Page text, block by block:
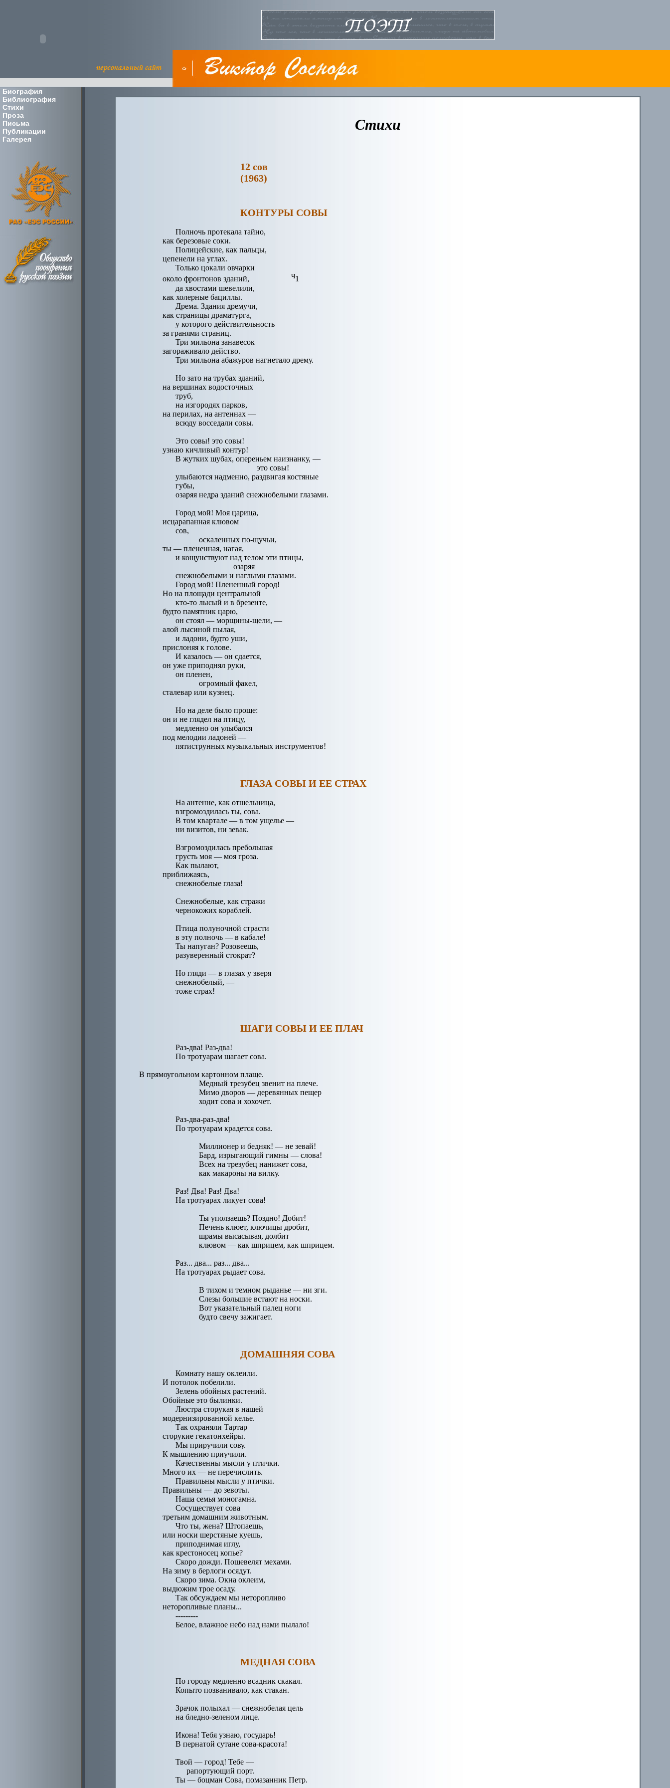
Биография
Библиография
Стихи
Проза
Письма
Публикации
Галерея
Стихи
12 сов
(1963)
КОНТУРЫ СОВЫ
Полночь протекала тайно,
как березовые соки.
Полицейские, как пальцы,
цепенели на углах.
Только цокали овчарки
около фронтонов зданий, Ч1
да хвостами шевелили,
как холерные бациллы.
Дрема. Здания дремучи,
как страницы драматурга,
у которого действительность
за гранями страниц.
Три мильона занавесок
загораживало действо.
Три мильона абажуров нагнетало дрему.
Но зато на трубах зданий,
на вершинах водосточных
труб,
на изгородях парков,
на перилах, на антеннах —
всюду восседали совы.
Это совы! это совы!
узнаю кичливый контур!
В жутких шубах, опереньем наизнанку, —
это совы!
улыбаются надменно, раздвигая костяные
губы,
озаряя недра зданий снежнобелыми глазами.
Город мой! Моя царица,
исцарапанная клювом
сов,
оскаленных по-щучьи,
ты — плененная, нагая,
и кощунствуют над телом эти птицы,
озаряя
снежнобелыми и наглыми глазами.
Город мой! Плененный город!
Но на площади центральной
кто-то лысый и в брезенте,
будто памятник царю,
он стоял — морщины-щели, —
алой лысиной пылая,
и ладони, будто уши,
прислоняя к голове.
И казалось — он сдается,
он уже приподнял руки,
он пленен,
огромный факел,
сталевар или кузнец.
Но на деле было проще:
он и не глядел на птицу,
медленно он улыбался
под мелодии ладоней —
пятиструнных музыкальных инструментов!
ГЛАЗА СОВЫ И ЕЕ СТРАХ
На антенне, как отшельница,
взгромоздилась ты, сова.
В том квартале — в том ущелье —
ни визитов, ни зевак.
Взгромоздилась пребольшая
грусть моя — моя гроза.
Как пылают,
приближаясь,
снежнобелые глаза!
Снежнобелые, как стражи
чернокожих кораблей.
Птица полуночной страсти
в эту полночь — в кабале!
Ты напуган? Розовеешь,
разуверенный стократ?
Но гляди — в глазах у зверя
снежнобелый, —
тоже страх!
ШАГИ СОВЫ И ЕЕ ПЛАЧ
Раз-два! Раз-два!
По тротуарам шагает сова.
В прямоугольном картонном плаще.
Медный трезубец звенит на плече.
Мимо дворов — деревянных пещер
ходит сова и хохочет.
Раз-два-раз-два!
По тротуарам крадется сова.
Миллионер и бедняк! — не зевай!
Бард, изрыгающий гимны — слова!
Всех на трезубец нанижет сова,
как макароны на вилку.
Раз! Два! Раз! Два!
На тротуарах ликует сова!
Ты уползаешь? Поздно! Добит!
Печень клюет, ключицы дробит,
шрамы высасывая, долбит
клювом — как шприцем, как шприцем.
Раз... два... раз... два...
На тротуарах рыдает сова.
В тихом и темном рыданье — ни зги.
Слезы большие встают на носки.
Вот указательный палец ноги
будто свечу зажигает.
ДОМАШНЯЯ СОВА
Комнату нашу оклеили.
И потолок побелили.
Зелень обойных растений.
Обойные это былинки.
Люстра сторукая в нашей
модернизированной келье.
Так охраняли Тартар
сторукие гекатонхейры.
Мы приручили сову.
К мышлению приучили.
Качественны мысли у птички.
Много их — не перечислить.
Правильны мысли у птички.
Правильны — до зевоты.
Наша семья моногамна.
Сосуществует сова
третьим домашним животным.
Что ты, жена? Штопаешь,
или носки шерстяные куешь,
приподнимая иглу,
как крестоносец копье?
Скоро дожди. Пошевелят мехами.
На зиму в берлоги осядут.
Скоро зима. Окна оклеим,
выдюжим трое осаду.
Так обсуждаем мы неторопливо
неторопливые планы...
---------
Белое, влажное небо над нами пылало!
МЕДНАЯ СОВА
По городу медленно всадник скакал.
Копыто позванивало, как стакан.
Зрачок полыхал — снежнобелая цель
на бледно-зеленом лице.
Икона! Тебя узнаю, государь!
В пернатой сутане сова-красота!
Твой — город! Тебе —
рапортующий порт.
Ты — боцман Сова, помазанник Петр.